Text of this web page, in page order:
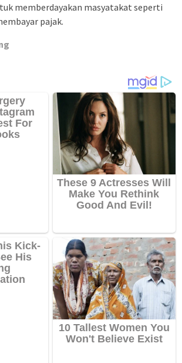
memberdayakan masyatakat seperti
pajak.